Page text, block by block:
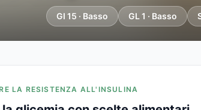
GI 15 · Basso GL 1 · Basso
LA RESISTENZA ALL'INSULINA